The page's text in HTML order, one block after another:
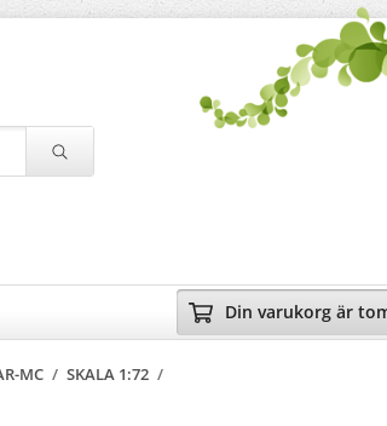
Din varukorg är
MC / SKALA 1:72 /